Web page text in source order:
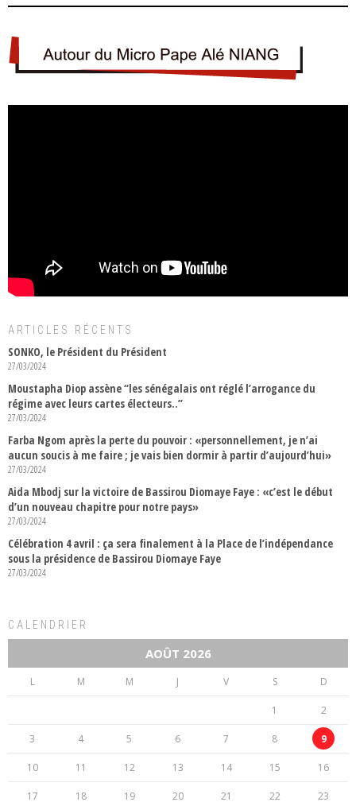
ARTICLES RÉCENTS
SONKO, le Président du Président
27/03/2024
Moustapha Diop assène “les sénégalais ont réglé l’arrogance du
régime avec leurs cartes électeurs..”
27/03/2024
Farba Ngom après la perte du pouvoir : «personnellement, je n’ai
aucun soucis à me faire ; je vais bien dormir à partir d’aujourd’hui»
27/03/2024
Aida Mbodj sur la victoire de Bassirou Diomaye Faye : «c’est le début
d’un nouveau chapitre pour notre pays»
27/03/2024
Célébration 4 avril : ça sera finalement à la Place de l’indépendance
sous la présidence de Bassirou Diomaye Faye
27/03/2024
CALENDRIER
AOÛT 2026
L M M J V S D
1 2
3 4 5 6 7 8 9
10 11 12 13 14 15 16
17 18 19 20 21 22 23